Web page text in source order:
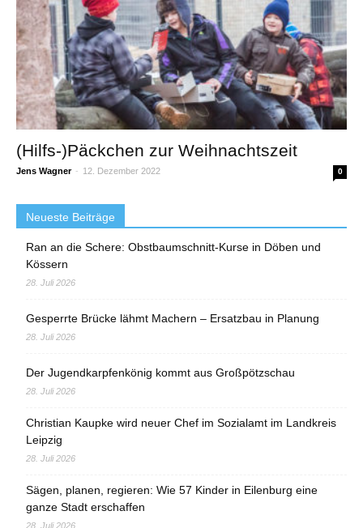
(Hilfs-)Päckchen zur Weihnachtszeit
Jens Wagner - 12. Dezember 2022 0
Neueste Beiträge
Ran an die Schere: Obstbaumschnitt-Kurse in Döben und
Kössern
28. Juli 2026
Gesperrte Brücke lähmt Machern – Ersatzbau in Planung
28. Juli 2026
Der Jugendkarpfenkönig kommt aus Großpötzschau
28. Juli 2026
Christian Kaupke wird neuer Chef im Sozialamt im Landkreis
Leipzig
28. Juli 2026
Sägen, planen, regieren: Wie 57 Kinder in Eilenburg eine
ganze Stadt erschaffen
28. Juli 2026